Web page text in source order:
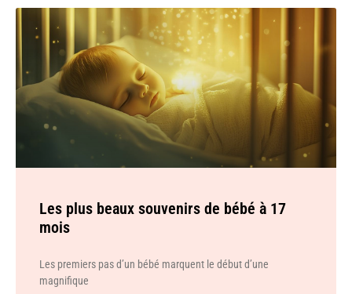
Les plus beaux souvenirs de bébé à 17
mois
Les premiers pas d’un bébé marquent le début d’une
magnifique